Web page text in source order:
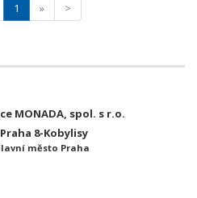
1 » >
MONADA, spol. s r.o.
8-Kobylisy
město Praha